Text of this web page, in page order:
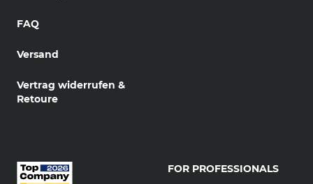
FAQ
Versand
Vertrag widerrufen &
Retoure
FOR PROFESSIONALS